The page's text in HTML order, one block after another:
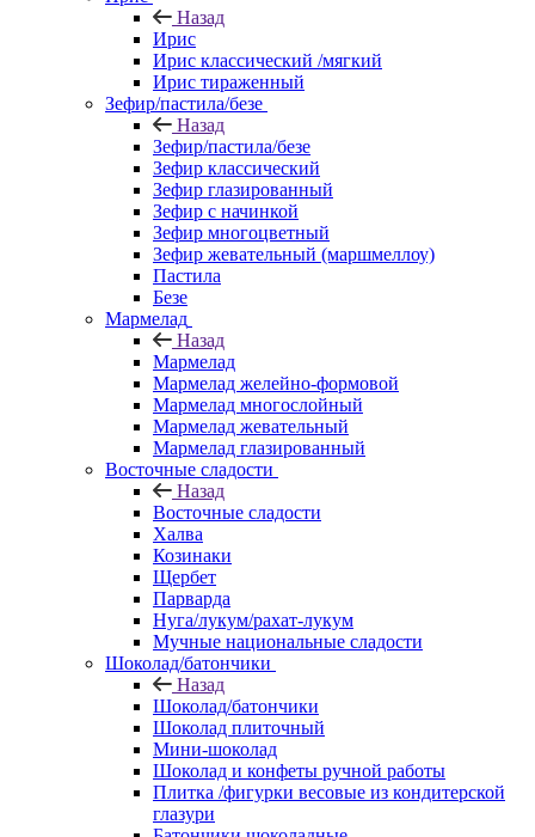
Назад
Ирис
Ирис классический /мягкий
Ирис тираженный
Зефир/пастила/безе
Назад
Зефир/пастила/безе
Зефир классический
Зефир глазированный
Зефир с начинкой
Зефир многоцветный
Зефир жевательный (маршмеллоу)
Пастила
Безе
Мармелад
Назад
Мармелад
Мармелад желейно-формовой
Мармелад многослойный
Мармелад жевательный
Мармелад глазированный
Восточные сладости
Назад
Восточные сладости
Халва
Козинаки
Щербет
Парварда
Нуга/лукум/рахат-лукум
Мучные национальные сладости
Шоколад/батончики
Назад
Шоколад/батончики
Шоколад плиточный
Мини-шоколад
Шоколад и конфеты ручной работы
Плитка /фигурки весовые из кондитерской
глазури